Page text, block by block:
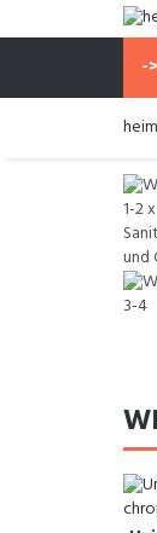
-